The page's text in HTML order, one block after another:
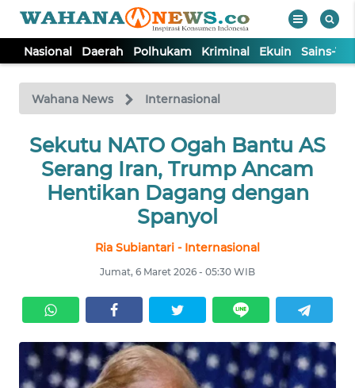
Nasional Daerah Polhukam Kriminal Ekuin Sains-
Wahana News Internasional
Sekutu NATO Ogah Bantu AS
Serang Iran, Trump Ancam
Hentikan Dagang dengan
Spanyol
Ria Subiantari - Internasional
Jumat, 6 Maret 2026 - 05:30 WIB
TV
Tutup
NASIONAL
DAERAH
EKUIN
SAINS-TEKNO